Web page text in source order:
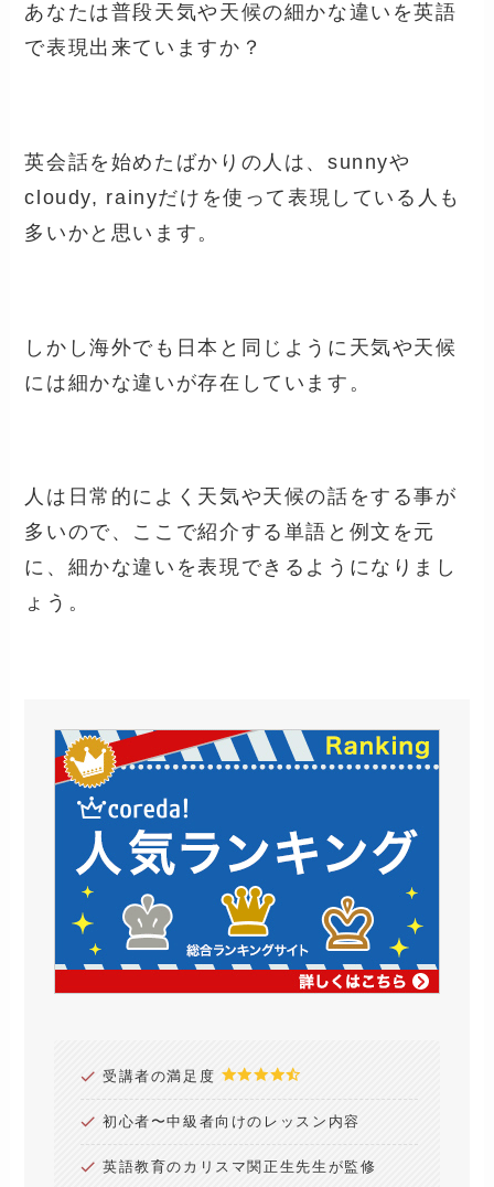
あなたは普段天気や天候の細かな違いを英語
で表現出来ていますか？
英会話を始めたばかりの人は、sunnyや
cloudy, rainyだけを使って表現している人も
多いかと思います。
しかし海外でも日本と同じように天気や天候
には細かな違いが存在しています。
人は日常的によく天気や天候の話をする事が
多いので、ここで紹介する単語と例文を元
に、細かな違いを表現できるようになりまし
ょう。
受講者の満足度
初心者〜中級者向けのレッスン内容
英語教育のカリスマ関正生先生が監修